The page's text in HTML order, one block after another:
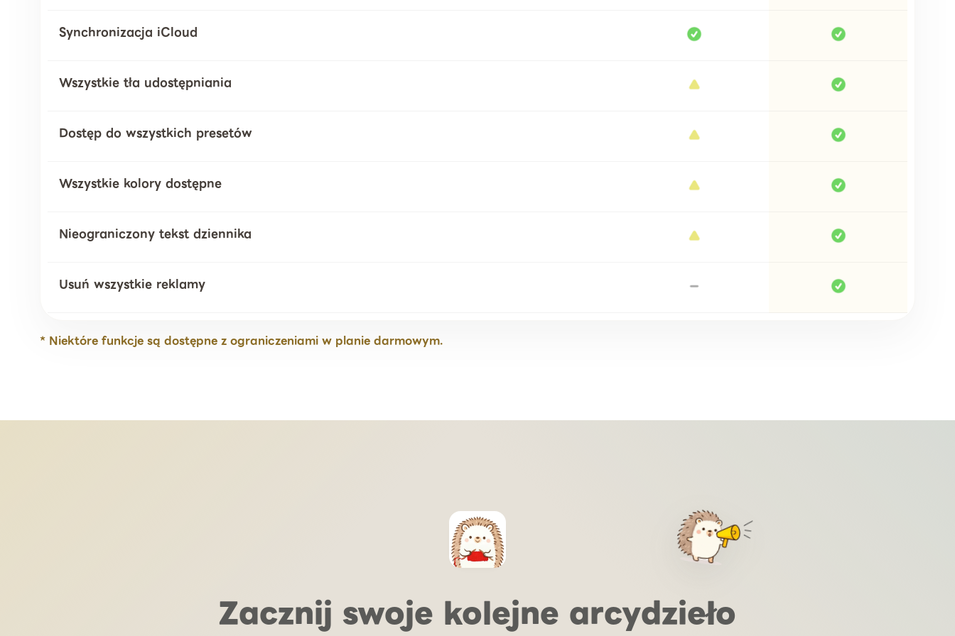
Synchronizacja iCloud
Wszystkie tła udostępniania
Dostęp do wszystkich presetów
Wszystkie kolory dostępne
Nieograniczony tekst dziennika
Usuń wszystkie reklamy
* Niektóre funkcje są dostępne z ograniczeniami w planie darmowym.
Zacznij swoje kolejne arcydzieło